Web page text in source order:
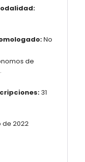
No
de
31
de 2022